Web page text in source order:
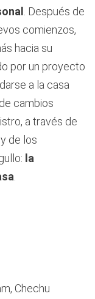
. Después de
comienzos,
hacia su
por un proyecto
a la casa
cambios
a través de
de los
la
Chechu